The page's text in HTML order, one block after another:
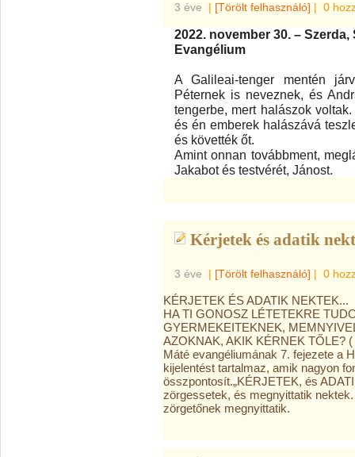
3 éve | [Törölt felhasználó] | 0
2022. november 30. –
Evangélium
A Galileai-tenger mentén
Péternek is neveznek, és
tengerbe, mert halászok
és én emberek halászává
és követték őt.
Amint onnan továbbment,
Jakabot és testvérét, Jánost.
Kérjetek és adatik
3 éve | [Törölt felhasználó] | 0
KÉRJETEK ÉS ADATIK NEKTEK...
HA TI GONOSZ LÉTETEKRE
GYERMEKEITEKNEK,
AZOKNAK, AKIK KÉRNEK TŐLE? (
Máté evangéliumának 7. fejezete a
kijelentést tartalmaz, amik nagyon
összpontosít.„KÉRJETEK, és
zörgessetek, és megnyittatik
zörgetőnek megnyittatik.